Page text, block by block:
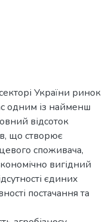
України ринок
одним із найменш
відсоток
що створює
споживача,
вигідний
єдиних
постачання та